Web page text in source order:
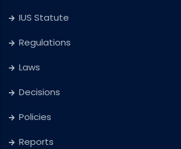
IUS Statute
Regulations
Laws
Decisions
Policies
Reports